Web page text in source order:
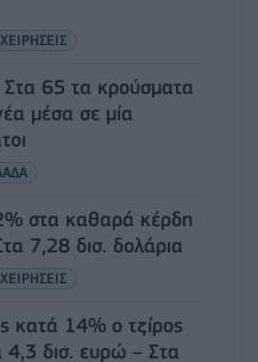
Στα 65 τα κρούσματα
μέσα σε μία
στα καθαρά κέρδη
7,28 δισ. δολάρια
κατά 14% ο τζίρος
4,3 δισ. ευρώ – Στα